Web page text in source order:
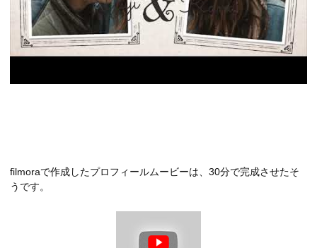
filmoraで作成したプロフィールムービーは、30分で完成させたそ
うです。